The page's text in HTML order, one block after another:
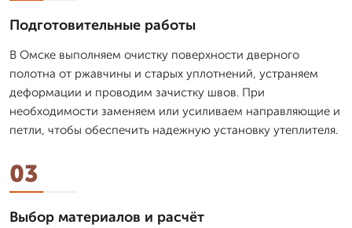
Подготовительные работы
В Омске выполняем очистку поверхности дверного
полотна от ржавчины и старых уплотнений, устраняем
деформации и проводим зачистку швов. При
необходимости заменяем или усиливаем направляющие и
петли, чтобы обеспечить надежную установку утеплителя.
03
Выбор материалов и расчёт